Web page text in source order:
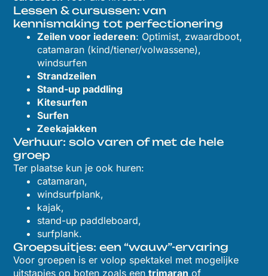
Lessen & cursussen: van
kennismaking tot perfectionering
Zeilen voor iedereen: Optimist, zwaardboot,
catamaran (kind/tiener/volwassene),
windsurfen
Strandzeilen
Stand-up paddling
Kitesurfen
Surfen
Zeekajakken
Verhuur: solo varen of met de hele
groep
Ter plaatse kun je ook huren:
catamaran,
windsurfplank,
kajak,
stand-up paddleboard,
surfplank.
Groepsuitjes: een “wauw”-ervaring
Voor groepen is er volop spektakel met mogelijke
uitstapjes op boten zoals eentrimaran of